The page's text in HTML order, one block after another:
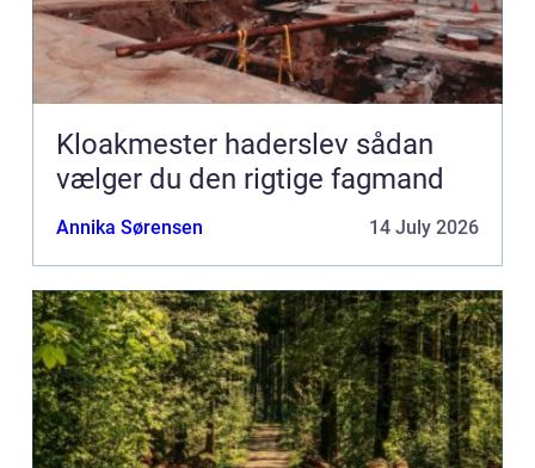
Kloakmester haderslev sådan
vælger du den rigtige fagmand
Annika Sørensen 14 July 2026